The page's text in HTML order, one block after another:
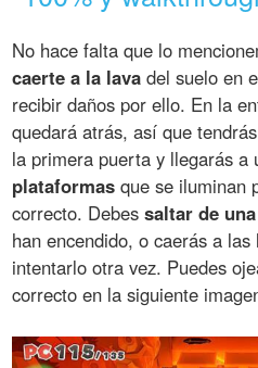
No hace falta que lo
caerte a la lava del suelo en
recibir daños por ello. En la
quedará atrás, así que
la primera puerta y llegarás a
plataformas que se iluminan
correcto. Debessaltar de
han encendido, o caerás a
intentarlo otra vez. Puedes
correcto en la siguiente